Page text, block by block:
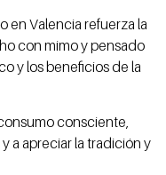
en Valencia refuerza la
con mimo y pensado
y los beneficios de la
consciente,
a apreciar la tradición y